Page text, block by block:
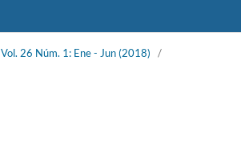
Vol. 26 Núm. 1: Ene - Jun (2018)
/